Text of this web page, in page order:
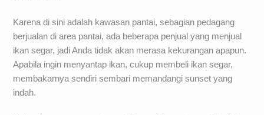
Karena di sini adalah kawasan pantai, sebagian pedagang
berjualan di area pantai, ada beberapa penjual yang menjual
ikan segar, jadi Anda tidak akan merasa kekurangan apapun.
Apabila ingin menyantap ikan, cukup membeli ikan segar,
membakarnya sendiri sembari memandangi sunset yang
indah.